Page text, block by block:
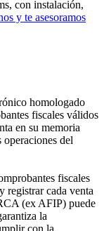
con instalación,
y te asesoramos
homologado
fiscales válidos
en su memoria
del
fiscales
cada venta
(ex AFIP) puede
la
con la